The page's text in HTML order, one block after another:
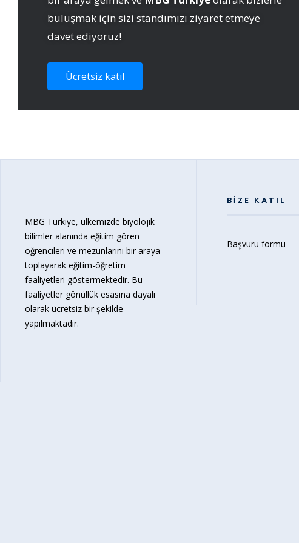
buluşmak için sizi standımızı ziyaret etmeye
davet ediyoruz!
Ücretsiz katıl
MBG Türkiye, ülkemizde biyolojik
bilimler alanında eğitim gören
öğrencileri ve mezunlarını bir araya
toplayarak eğitim-öğretim
faaliyetleri göstermektedir. Bu
faaliyetler gönüllük esasına dayalı
olarak ücretsiz bir şekilde
yapılmaktadır.
BIZE KATIL
Başvuru formu